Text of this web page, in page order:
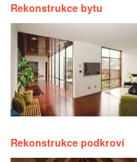
Rekonstrukce bytu
Rekonstrukce podkroví